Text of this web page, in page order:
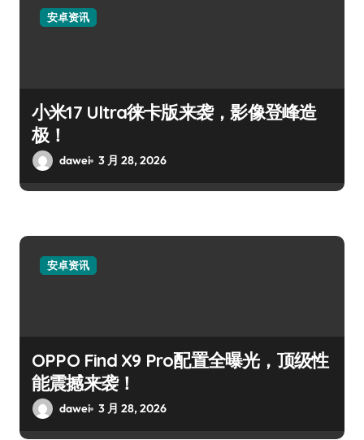
安卓资讯
小米17 Ultra徕卡版来袭，影像登峰造
极！
dawei 3 月 28, 2026
安卓资讯
OPPO Find X9 Pro配置全曝光，顶级性
能震撼来袭！
dawei 3 月 28, 2026